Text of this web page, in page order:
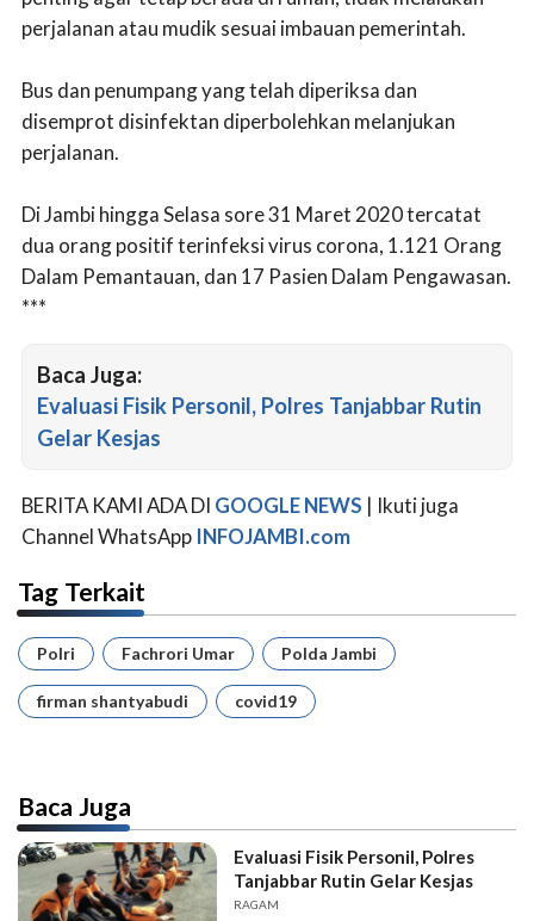
perjalanan atau mudik sesuai imbauan pemerintah.
Bus dan penumpang yang telah diperiksa dan
disemprot disinfektan diperbolehkan melanjukan
perjalanan.
Di Jambi hingga Selasa sore 31 Maret 2020 tercatat
dua orang positif terinfeksi virus corona, 1.121 Orang
Dalam Pemantauan, dan 17 Pasien Dalam Pengawasan.
***
Baca Juga:
Evaluasi Fisik Personil, Polres Tanjabbar Rutin
Gelar Kesjas
BERITA KAMI ADA DI GOOGLE NEWS | Ikuti juga
Channel WhatsApp INFOJAMBI.com
Tag Terkait
Polri Fachrori Umar Polda Jambi
firman shantyabudi covid19
Baca Juga
Evaluasi Fisik Personil, Polres
Tanjabbar Rutin Gelar Kesjas
RAGAM